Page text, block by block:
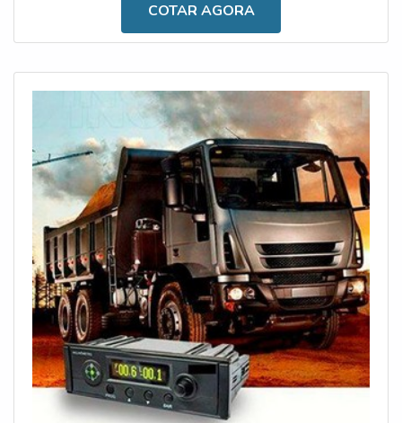
DISPOSITIVODiante de tantas vantagens concedidas
pelo uso do dispositivo, o preço torna-se, de fato, o fator
COTAR AGORA